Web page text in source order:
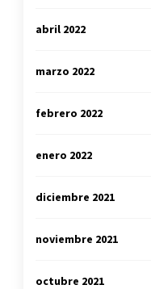
abril 2022
marzo 2022
febrero 2022
enero 2022
diciembre 2021
noviembre 2021
octubre 2021